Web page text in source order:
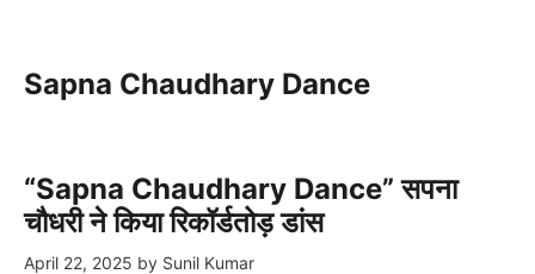
Sapna Chaudhary Dance
“Sapna Chaudhary Dance” सपना
चौधरी ने किया रिकॉर्डतोड़ डांस
April 22, 2025 by Sunil Kumar